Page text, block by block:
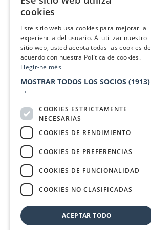
cookies
Este sitio web usa cookies para mejorar la
experiencia del usuario. Al utilizar nuestro
sitio web, usted acepta todas las cookies de
acuerdo con nuestra Política de cookies.
Llegir-ne més
MOSTRAR TODOS LOS SOCIOS (1913)
→
COOKIES ESTRICTAMENTE
NECESARIAS
COOKIES DE RENDIMIENTO
COOKIES DE PREFERENCIAS
COOKIES DE FUNCIONALIDAD
COOKIES NO CLASIFICADAS
ACEPTAR TODO